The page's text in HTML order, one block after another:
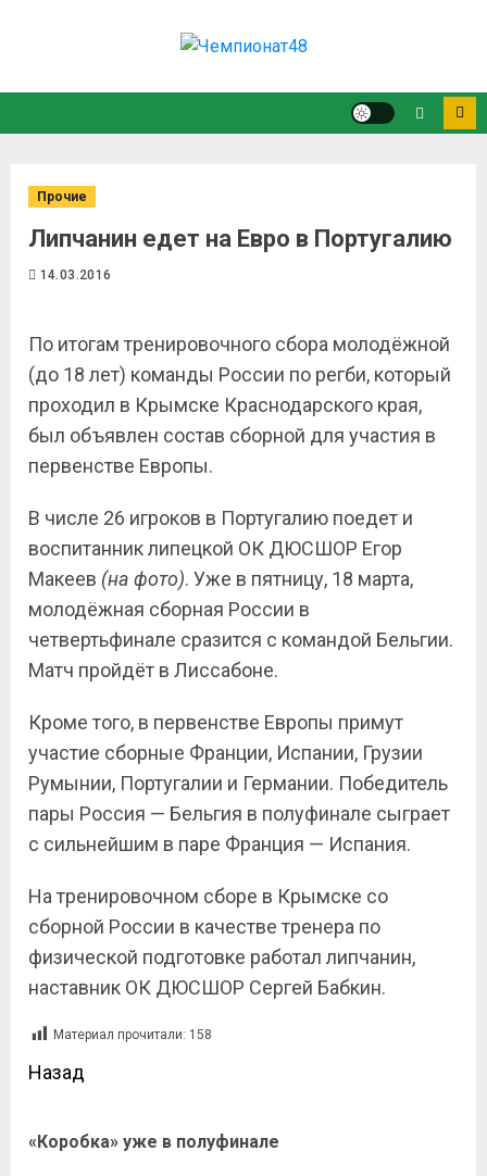
Прочие
Липчанин едет на Евро в Португалию
14.03.2016
По итогам тренировочного сбора молодёжной
(до 18 лет) команды России по регби, который
проходил в Крымске Краснодарского края,
был объявлен состав сборной для участия в
первенстве Европы.
В числе 26 игроков в Португалию поедет и
воспитанник липецкой ОК ДЮСШОР Егор
Макеев (на фото). Уже в пятницу, 18 марта,
молодёжная сборная России в
четвертьфинале сразится с командой Бельгии.
Матч пройдёт в Лиссабоне.
Кроме того, в первенстве Европы примут
участие сборные Франции, Испании, Грузии
Румынии, Португалии и Германии. Победитель
пары Россия — Бельгия в полуфинале сыграет
с сильнейшим в паре Франция — Испания.
На тренировочном сборе в Крымске со
сборной России в качестве тренера по
физической подготовке работал липчанин,
наставник ОК ДЮСШОР Сергей Бабкин.
Материал прочитали: 158
Назад
«Коробка» уже в полуфинале